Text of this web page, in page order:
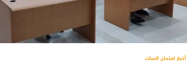
أخبار امتحان السات